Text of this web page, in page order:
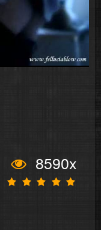
8590x